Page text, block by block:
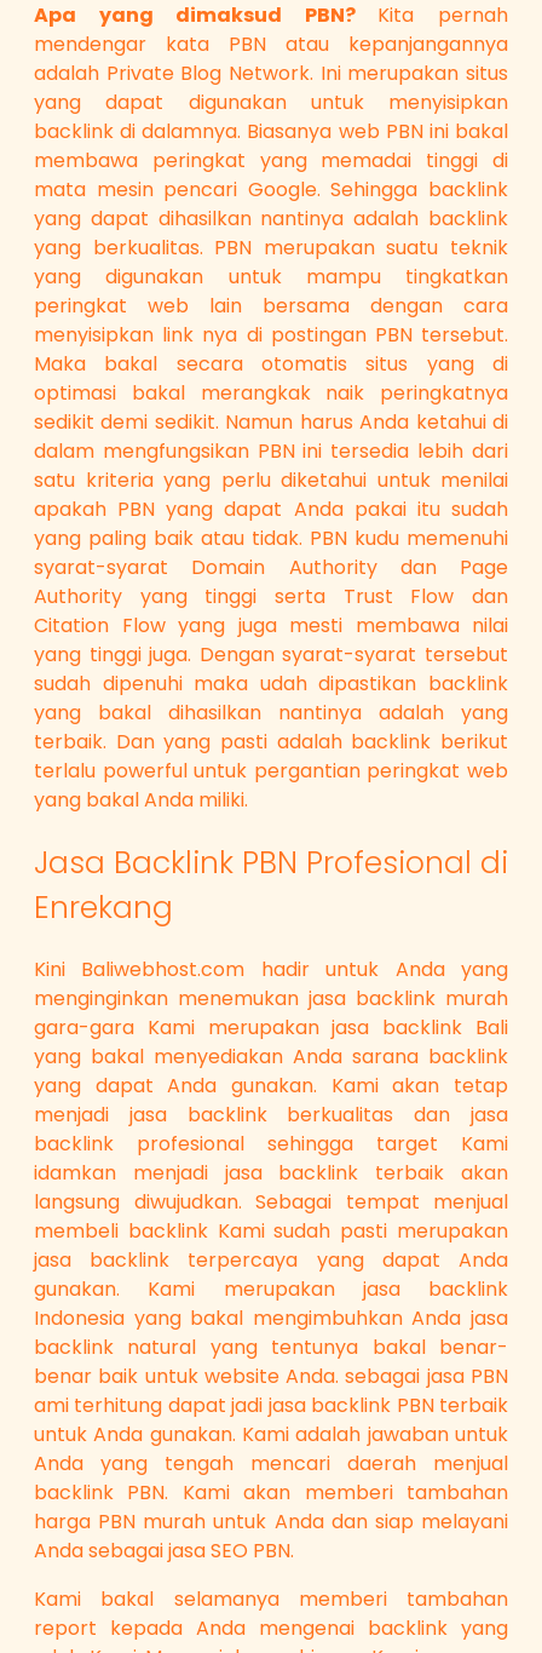
Apa yang dimaksud PBN? Kita pernah
mendengar kata PBN atau kepanjangannya
adalah Private Blog Network. Ini merupakan situs
yang dapat digunakan untuk menyisipkan
backlink di dalamnya. Biasanya web PBN ini bakal
membawa peringkat yang memadai tinggi di
mata mesin pencari Google. Sehingga backlink
yang dapat dihasilkan nantinya adalah backlink
yang berkualitas. PBN merupakan suatu teknik
yang digunakan untuk mampu tingkatkan
peringkat web lain bersama dengan cara
menyisipkan link nya di postingan PBN tersebut.
Maka bakal secara otomatis situs yang di
optimasi bakal merangkak naik peringkatnya
sedikit demi sedikit. Namun harus Anda ketahui di
dalam mengfungsikan PBN ini tersedia lebih dari
satu kriteria yang perlu diketahui untuk menilai
apakah PBN yang dapat Anda pakai itu sudah
yang paling baik atau tidak. PBN kudu memenuhi
syarat-syarat Domain Authority dan Page
Authority yang tinggi serta Trust Flow dan
Citation Flow yang juga mesti membawa nilai
yang tinggi juga. Dengan syarat-syarat tersebut
sudah dipenuhi maka udah dipastikan backlink
yang bakal dihasilkan nantinya adalah yang
terbaik. Dan yang pasti adalah backlink berikut
terlalu powerful untuk pergantian peringkat web
yang bakal Anda miliki.
Jasa Backlink PBN Profesional di
Enrekang
Kini Baliwebhost.com hadir untuk Anda yang
menginginkan menemukan jasa backlink murah
gara-gara Kami merupakan jasa backlink Bali
yang bakal menyediakan Anda sarana backlink
yang dapat Anda gunakan. Kami akan tetap
menjadi jasa backlink berkualitas dan jasa
backlink profesional sehingga target Kami
idamkan menjadi jasa backlink terbaik akan
langsung diwujudkan. Sebagai tempat menjual
membeli backlink Kami sudah pasti merupakan
jasa backlink terpercaya yang dapat Anda
gunakan. Kami merupakan jasa backlink
Indonesia yang bakal mengimbuhkan Anda jasa
backlink natural yang tentunya bakal benar-
benar baik untuk website Anda. sebagai jasa PBN
ami terhitung dapat jadi jasa backlink PBN terbaik
untuk Anda gunakan. Kami adalah jawaban untuk
Anda yang tengah mencari daerah menjual
backlink PBN. Kami akan memberi tambahan
harga PBN murah untuk Anda dan siap melayani
Anda sebagai jasa SEO PBN.
Kami bakal selamanya memberi tambahan
report kepada Anda mengenai backlink yang